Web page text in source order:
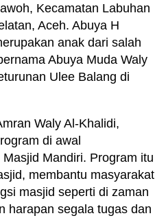
Kecamatan Labuhan
Aceh. Abuya H
anak dari salah
Abuya Muda Waly
Ulee Balang di
Waly Al-Khalidi,
di awal
Mandiri. Program itu
membantu masyarakat
masjid seperti di zaman
harapan segala tugas dan